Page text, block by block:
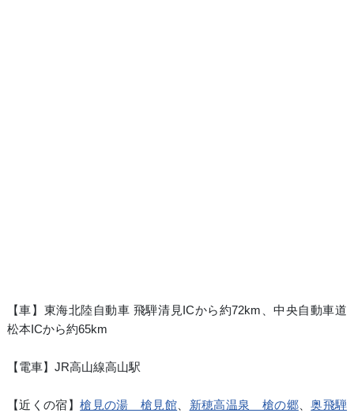
【車】東海北陸自動車 飛騨清見ICから約72km、中央自動車道
松本ICから約65km
【電車】JR高山線高山駅
【近くの宿】槍見の湯 槍見館 新穂高温泉 槍の郷、奥飛騨